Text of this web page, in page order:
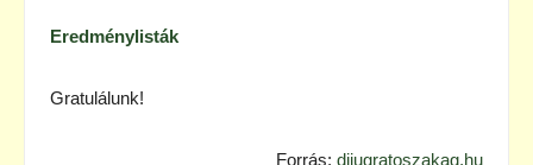
Eredménylisták
Gratulálunk!
Forrás: dijugratoszakag.hu